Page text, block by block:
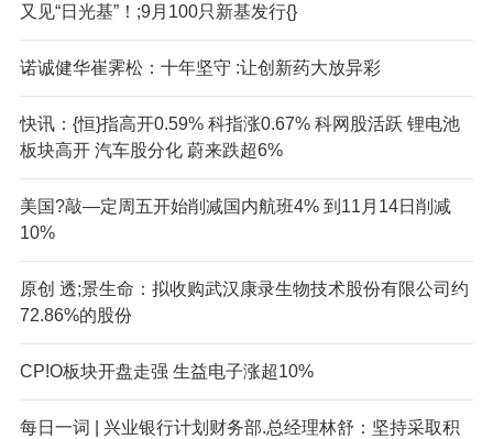
又见“日光基”！;9月100只新基发行{}
诺诚健华崔霁松：十年坚守 :让创新药大放异彩
快讯：{恒}指高开0.59% 科指涨0.67% 科网股活跃 锂电池
板块高开 汽车股分化 蔚来跌超6%
美国?敲—定周五开始削减国内航班4% 到11月14日削减
10%
原创 透;景生命：拟收购武汉康录生物技术股份有限公司约
72.86%的股份
CP!O板块开盘走强 生益电子涨超10%
每日一词 | 兴业银行计划财务部.总经理林舒：坚持采取积